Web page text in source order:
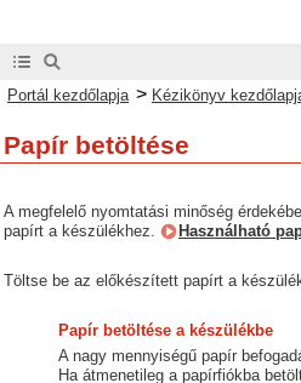
Portál kezdőlapja > Kézikönyv
Papír betöltése
A megfelelő nyomtatási minőség
papírt a készülékhez.
Használható
Töltse be az előkészített papírt a
Papír betöltése a készülékbe
A nagy mennyiségű papír
Ha átmenetileg a papírfiókba